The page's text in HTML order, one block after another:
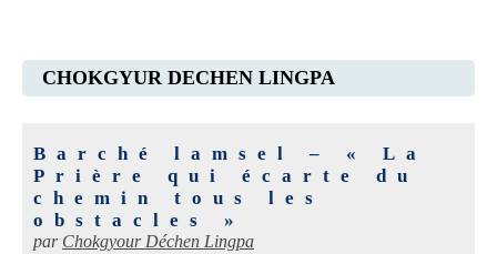
CHOKGYUR DECHEN LINGPA
Barché lamsel – « La
Prière qui écarte du
chemin tous les
obstacles »
par Chokgyour Déchen Lingpa